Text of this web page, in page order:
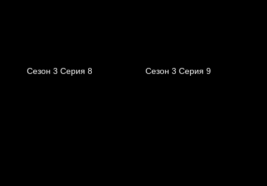
Сезон 3 Серия 8 Сезон 3 Серия 9